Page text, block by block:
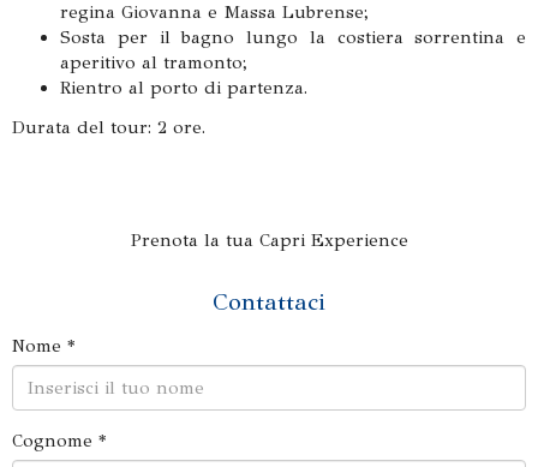
regina Giovanna e Massa Lubrense;
Sosta per il bagno lungo la costiera sorrentina e
aperitivo al tramonto;
Rientro al porto di partenza.
Durata del tour: 2 ore.
Prenota la tua Capri Experience
Contattaci
Nome *
Cognome *